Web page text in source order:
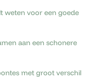
weten voor een goede
aan een schonere
met groot verschil